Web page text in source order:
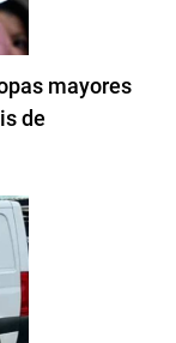
mayores
de